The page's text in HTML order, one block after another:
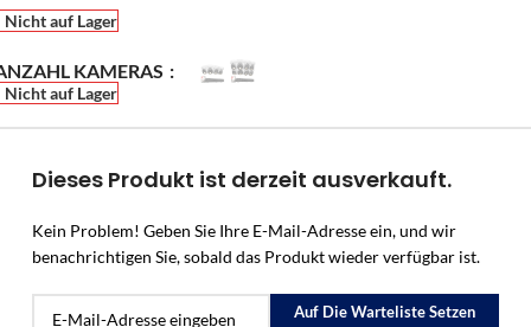
Nicht auf Lager
KAMERAS
Nicht auf Lager
Dieses Produkt ist derzeit ausverkauft.
Kein Problem! Geben Sie Ihre E-Mail-Adresse ein, und wir
benachrichtigen Sie, sobald das Produkt wieder verfügbar ist.
Auf Die Warteliste Setzen